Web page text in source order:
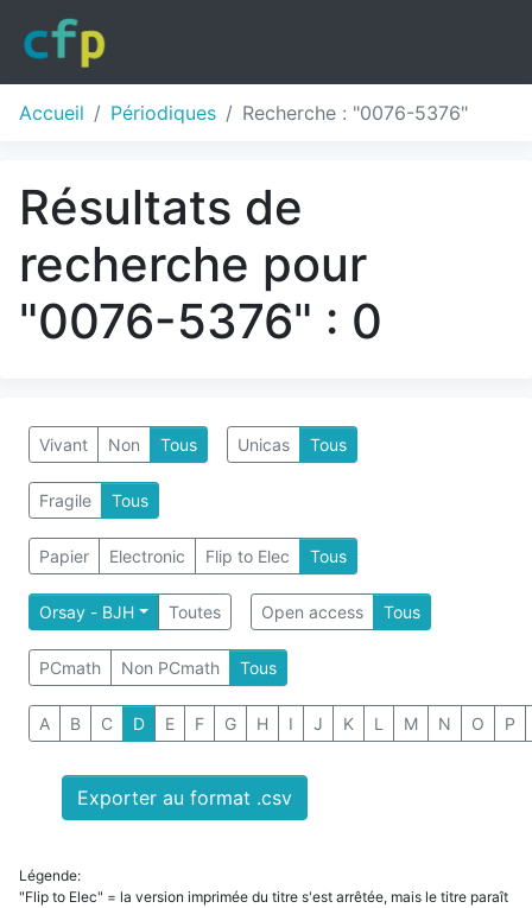
Accueil Périodiques Recherche : "0076-5376"
Résultats de
recherche pour
"0076-5376" : 0
Vivant Non Tous Unicas Tous
Fragile Tous
Papier Electronic Flip to Elec Tous
Orsay - BJH Toutes Open access Tous
PCmath Non PCmath Tous
A B C D E F G H I J K L M N O P
Exporter au format .csv
Légende:
"Flip to Elec" = la version imprimée du titre s'est arrêtée, mais le titre paraît